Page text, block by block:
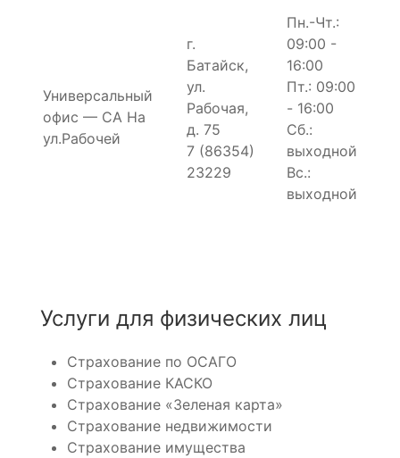
Универсальный
офис — СА На
ул.Рабочей
г.
Батайск,
ул.
Рабочая,
д. 75
7 (86354)
23229
Пн.-Чт.:
09:00 -
16:00
Пт.: 09:00
- 16:00
Сб.:
выходной
Вс.:
выходной
Услуги для физических лиц
Страхование по ОСАГО
Страхование КАСКО
Страхование «Зеленая карта»
Страхование недвижимости
Страхование имущества